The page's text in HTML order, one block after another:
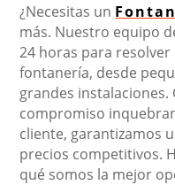
¿Necesitas un
más. Nuestro equipo
24 horas para
fontanería, desde
grandes instalaciones.
compromiso
cliente, garantizamos
precios competitivos.
qué somos la mejor